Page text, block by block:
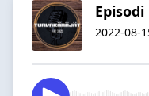
Episodi
2022-08-